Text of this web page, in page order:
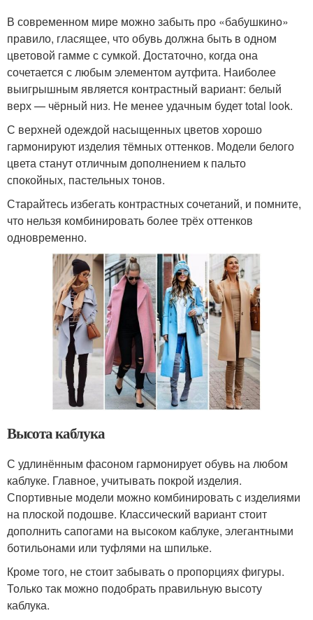
В современном мире можно забыть про «бабушкино»
правило, гласящее, что обувь должна быть в одном
цветовой гамме с сумкой. Достаточно, когда она
сочетается с любым элементом аутфита. Наиболее
выигрышным является контрастный вариант: белый
верх — чёрный низ. Не менее удачным будет total look.
С верхней одеждой насыщенных цветов хорошо
гармонируют изделия тёмных оттенков. Модели белого
цвета станут отличным дополнением к пальто
спокойных, пастельных тонов.
Старайтесь избегать контрастных сочетаний, и помните,
что нельзя комбинировать более трёх оттенков
одновременно.
Высота каблука
С удлинённым фасоном гармонирует обувь на любом
каблуке. Главное, учитывать покрой изделия.
Спортивные модели можно комбинировать с изделиями
на плоской подошве. Классический вариант стоит
дополнить сапогами на высоком каблуке, элегантными
ботильонами или туфлями на шпильке.
Кроме того, не стоит забывать о пропорциях фигуры.
Только так можно подобрать правильную высоту
каблука.